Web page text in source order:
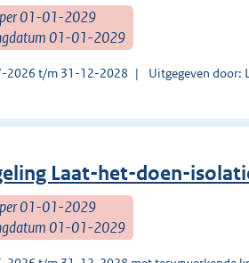
per 01-01-2029
01-01-2029
2026 t/m 31-12-2028 Uitgegeven door:
Laat-het-doen-
per 01-01-2029
01-01-2029